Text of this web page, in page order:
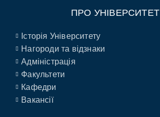
ПРО УНІВЕРСИТЕТ
Історія Університету
Нагороди та відзнаки
Адміністрація
Факультети
Кафедри
Вакансії